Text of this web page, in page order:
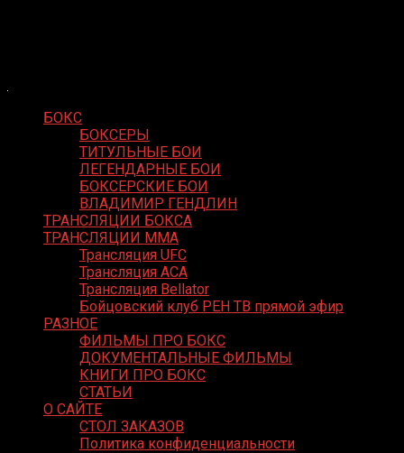
БОКС
БОКСЕРЫ
ТИТУЛЬНЫЕ БОИ
ЛЕГЕНДАРНЫЕ БОИ
БОКСЕРСКИЕ БОИ
ВЛАДИМИР ГЕНДЛИН
ТРАНСЛЯЦИИ БОКСА
ТРАНСЛЯЦИИ MMA
Трансляция UFC
Трансляция ACA
Трансляция Bellator
Бойцовский клуб РЕН ТВ прямой эфир
РАЗНОЕ
ФИЛЬМЫ ПРО БОКС
ДОКУМЕНТАЛЬНЫЕ ФИЛЬМЫ
КНИГИ ПРО БОКС
СТАТЬИ
О САЙТЕ
СТОЛ ЗАКАЗОВ
Политика конфиденциальности